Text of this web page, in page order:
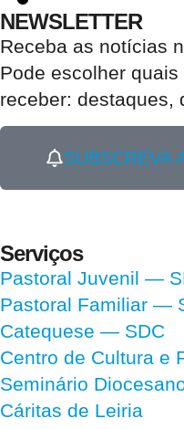
NEWSLETTER
Receba as notícias
Pode escolher
receber: destaques,
SUBSCREVA
Serviços
Pastoral Juvenil —
Pastoral Familiar —
Catequese — SDC
Centro de Cultura e
Seminário
Cáritas de Leiria